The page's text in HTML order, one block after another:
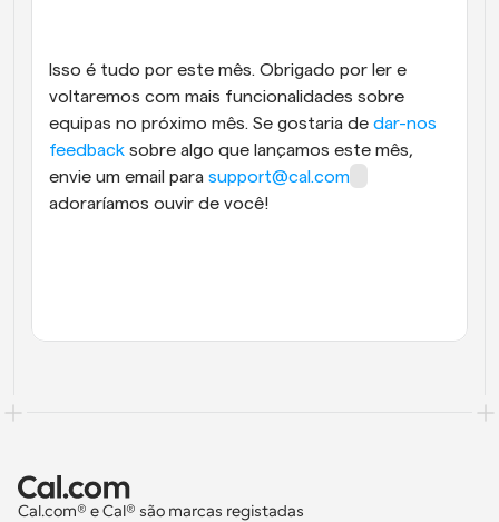
Isso é tudo por este mês. Obrigado por ler e
voltaremos com mais funcionalidades sobre
equipas no próximo mês. Se gostaria de dar-nos
feedback sobre algo que lançamos este mês,
envie um email para support@cal.com
adoraríamos ouvir de você!
Cal.com® e Cal® são marcas registadas